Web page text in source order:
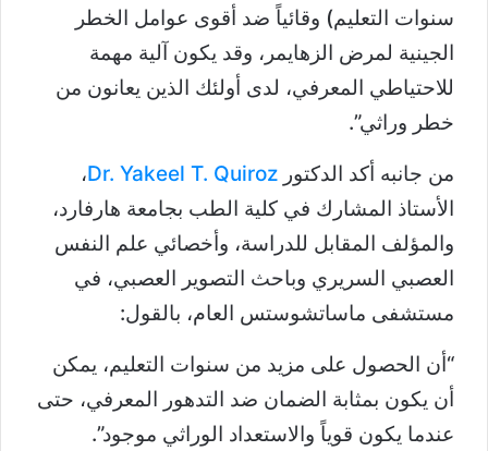
سنوات التعليم) وقائياً ضد أقوى عوامل الخطر
الجينية لمرض الزهايمر، وقد يكون آلية مهمة
للاحتياطي المعرفي، لدى أولئك الذين يعانون من
خطر وراثي”.
من جانبه أكد الدكتور Dr. Yakeel T. Quiroz،
الأستاذ المشارك في كلية الطب بجامعة هارفارد،
والمؤلف المقابل للدراسة، وأخصائي علم النفس
العصبي السريري وباحث التصوير العصبي، في
مستشفى ماساتشوستس العام، بالقول:
“أن الحصول على مزيد من سنوات التعليم، يمكن
أن يكون بمثابة الضمان ضد التدهور المعرفي، حتى
عندما يكون قوياً والاستعداد الوراثي موجود”.